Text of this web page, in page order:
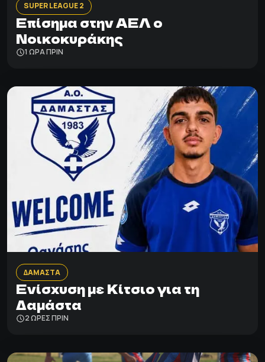
SUPER LEAGUE 2
Επίσημα στην ΑΕΛ ο
Νοικοκυράκης
1 ΩΡΑ ΠΡΙΝ
ΔΑΜΑΣΤΑ
Ενίσχυση με Κίτσιο για τη
Δαμάστα
2 ΩΡΕΣ ΠΡΙΝ